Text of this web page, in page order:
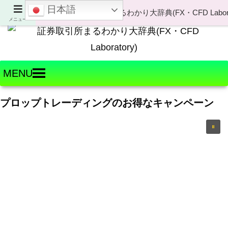
Welcome to FX・CFD Laboratory!
MENU
プロップトレーディングのお得なキャンペーン
メニュー
日本語